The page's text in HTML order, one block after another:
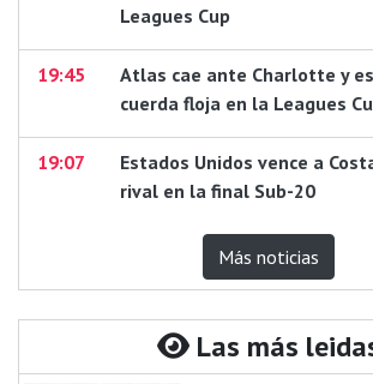
Leagues Cup
19:45
Atlas cae ante Charlotte y
cuerda floja en la Leagues
19:07
Estados Unidos vence a
rival en la final Sub-20
Más noticias
Las más